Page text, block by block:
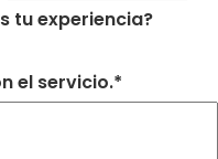
tu experiencia?
el servicio.*